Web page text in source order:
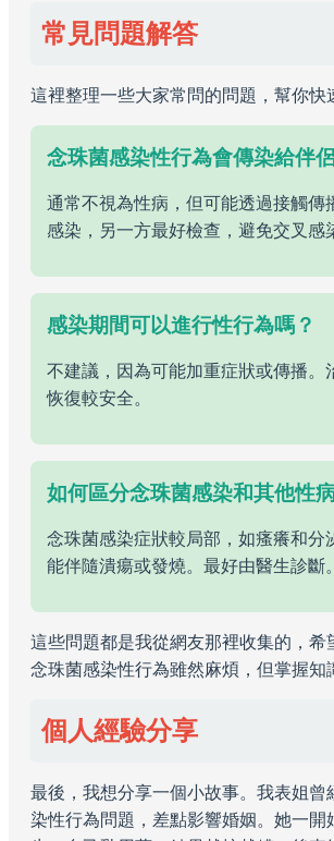
常見問題解答
這裡整理一些大家常問的問題，幫你快
念珠菌感染性行為會傳染給伴
通常不視為性病，但可能透過接觸傳
感染，另一方最好檢查，避免交叉感
感染期間可以進行性行為嗎？
不建議，因為可能加重症狀或傳播。
恢復較安全。
如何區分念珠菌感染和其他性
念珠菌感染症狀較局部，如瘙癢和分
能伴隨潰瘍或發燒。最好由醫生診斷。
這些問題都是我從網友那裡收集的，希
念珠菌感染性行為雖然麻煩，但掌握知
個人經驗分享
最後，我想分享一個小故事。我表姐曾
染性行為問題，差點影響婚姻。她一開